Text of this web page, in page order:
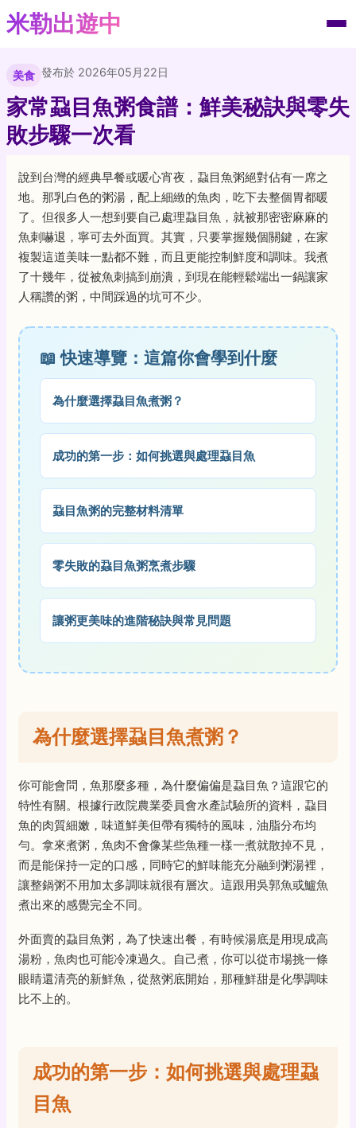
米勒出遊中
美食 發布於 2026年05月22日
家常蝨目魚粥食譜：鮮美秘訣與零失
敗步驟一次看
說到台灣的經典早餐或暖心宵夜，蝨目魚粥絕對佔有一席之
地。那乳白色的粥湯，配上細緻的魚肉，吃下去整個胃都暖
了。但很多人一想到要自己處理蝨目魚，就被那密密麻麻的
魚刺嚇退，寧可去外面買。其實，只要掌握幾個關鍵，在家
複製這道美味一點都不難，而且更能控制鮮度和調味。我煮
了十幾年，從被魚刺搞到崩潰，到現在能輕鬆端出一鍋讓家
人稱讚的粥，中間踩過的坑可不少。
📖 快速導覽：這篇你會學到什麼
為什麼選擇蝨目魚煮粥？
成功的第一步：如何挑選與處理蝨目魚
蝨目魚粥的完整材料清單
零失敗的蝨目魚粥烹煮步驟
讓粥更美味的進階秘訣與常見問題
為什麼選擇蝨目魚煮粥？
你可能會問，魚那麼多種，為什麼偏偏是蝨目魚？這跟它的
特性有關。根據行政院農業委員會水產試驗所的資料，蝨目
魚的肉質細嫩，味道鮮美但帶有獨特的風味，油脂分布均
勻。拿來煮粥，魚肉不會像某些魚種一樣一煮就散掉不見，
而是能保持一定的口感，同時它的鮮味能充分融到粥湯裡，
讓整鍋粥不用加太多調味就很有層次。這跟用吳郭魚或鱸魚
煮出來的感覺完全不同。
外面賣的蝨目魚粥，為了快速出餐，有時候湯底是用現成高
湯粉，魚肉也可能冷凍過久。自己煮，你可以從市場挑一條
眼睛還清亮的新鮮魚，從熬粥底開始，那種鮮甜是化學調味
比不上的。
成功的第一步：如何挑選與處理蝨
目魚